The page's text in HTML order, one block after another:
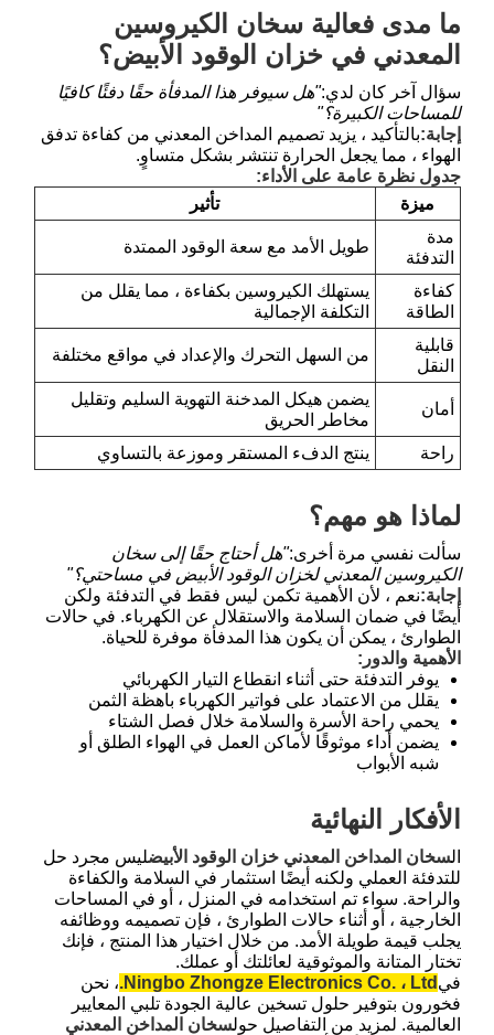
ما مدى فعالية سخان الكيروسين
المعدني في خزان الوقود الأبيض؟
سؤال آخر كان لدي:"هل سيوفر هذا المدفأة حقًا دفئًا كافيًا
للمساحات الكبيرة؟"
إجابة:بالتأكيد ، يزيد تصميم المداخن المعدني من كفاءة تدفق
الهواء ، مما يجعل الحرارة تنتشر بشكل متساوٍ.
جدول نظرة عامة على الأداء:
ميزة
تأثير
مدة
التدفئة
طويل الأمد مع سعة الوقود الممتدة
كفاءة
الطاقة
يستهلك الكيروسين بكفاءة ، مما يقلل من
التكلفة الإجمالية
قابلية
النقل
من السهل التحرك والإعداد في مواقع مختلفة
أمان
يضمن هيكل المدخنة التهوية السليم وتقليل
مخاطر الحريق
راحة
ينتج الدفء المستقر وموزعة بالتساوي
لماذا هو مهم؟
سألت نفسي مرة أخرى:"هل أحتاج حقًا إلى سخان
الكيروسين المعدني لخزان الوقود الأبيض في مساحتي؟"
إجابة:نعم ، لأن الأهمية تكمن ليس فقط في التدفئة ولكن
أيضًا في ضمان السلامة والاستقلال عن الكهرباء. في حالات
الطوارئ ، يمكن أن يكون هذا المدفأة موفرة للحياة.
الأهمية والدور:
يوفر التدفئة حتى أثناء انقطاع التيار الكهربائي
يقلل من الاعتماد على فواتير الكهرباء باهظة الثمن
يحمي راحة الأسرة والسلامة خلال فصل الشتاء
يضمن أداء موثوقًا لأماكن العمل في الهواء الطلق أو
شبه الأبواب
الأفكار النهائية
السخان المداخن المعدني خزان الوقود الأبيضليس مجرد حل
للتدفئة العملي ولكنه أيضًا استثمار في السلامة والكفاءة
والراحة. سواء تم استخدامه في المنزل ، أو في المساحات
الخارجية ، أو أثناء حالات الطوارئ ، فإن تصميمه ووظائفه
يجلب قيمة طويلة الأمد. من خلال اختيار هذا المنتج ، فإنك
تختار المتانة والموثوقية لعائلتك أو عملك.
في Ningbo Zhongze Electronics Co. ، Ltd. ، نحن
فخورون بتوفير حلول تسخين عالية الجودة تلبي المعايير
العالمية. لمزيد من التفاصيل حولسخان المداخن المعدني